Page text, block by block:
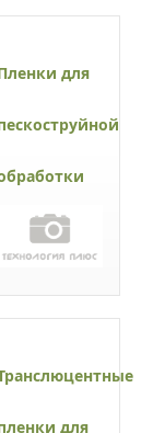
для
для